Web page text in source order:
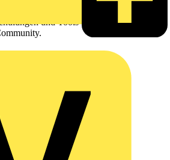
Zugang zu Branchennews,
und Tools – alles auf einer